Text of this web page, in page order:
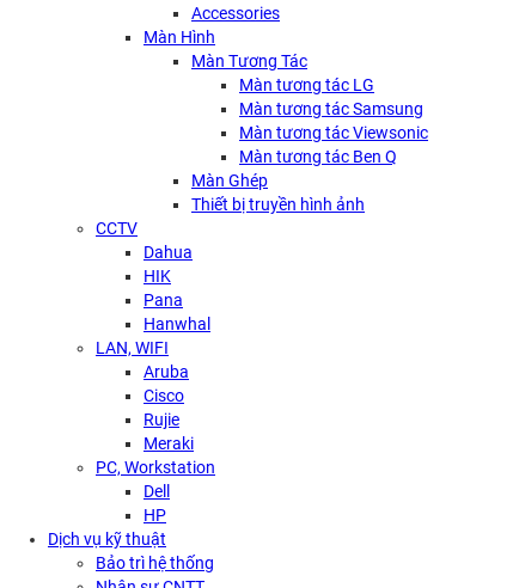
Accessories
Màn Hình
Màn Tương Tác
Màn tương tác LG
Màn tương tác Samsung
Màn tương tác Viewsonic
Màn tương tác Ben Q
Màn Ghép
Thiết bị truyền hình ảnh
CCTV
Dahua
HIK
Pana
Hanwhal
LAN, WIFI
Aruba
Cisco
Rujie
Meraki
PC, Workstation
Dell
HP
Dịch vụ kỹ thuật
Bảo trì hệ thống